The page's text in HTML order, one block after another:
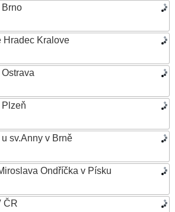
Brno
Hradec Kralove
sv.Anny v Brně
Ondříčka v Písku
ČR